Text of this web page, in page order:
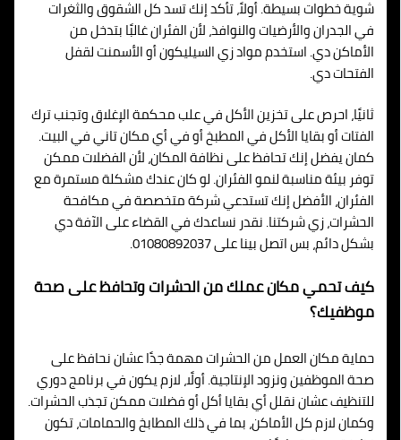
شوية خطوات بسيطة. أولاً، تأكد إنك تسد كل الشقوق والثغرات
في الجدران والأرضيات والنوافذ، لأن الفئران غالبًا بتدخل من
الأماكن دي. استخدم مواد زي السيليكون أو الأسمنت لقفل
الفتحات دي.
ثانيًا، احرص على تخزين الأكل في علب محكمة الإغلاق وتجنب ترك
الفتات أو بقايا الأكل في المطبخ أو في أي مكان تاني في البيت.
كمان يفضل إنك تحافظ على نظافة المكان، لأن الفضلات ممكن
توفر بيئة مناسبة لنمو الفئران. لو كان عندك مشكلة مستمرة مع
الفئران، الأفضل إنك تستدعي شركة متخصصة في مكافحة
الحشرات، زي شركتنا. نقدر نساعدك في القضاء على الآفة دي
بشكل دائم، بس اتصل بينا على 01080892037.
كيف تحمي مكان عملك من الحشرات وتحافظ على صحة
موظفيك؟
حماية مكان العمل من الحشرات مهمة جدًا عشان نحافظ على
صحة الموظفين ونزود الإنتاجية. أولًا، لازم يكون في برنامج دوري
للتنظيف عشان نقلل أي بقايا أكل أو فضلات ممكن تجذب الحشرات.
وكمان لازم كل الأماكن، بما في ذلك المطابخ والحمامات، تكون